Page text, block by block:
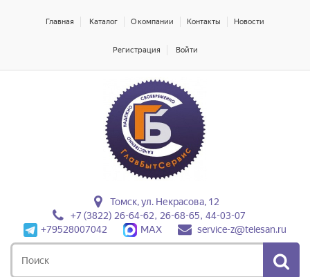
Главная Каталог О компании Контакты Новости
Регистрация Войти
Томск, ул. Некрасова, 12
+7 (3822) 26-64-62, 26-68-65, 44-03-07
+79528007042
MAX service-z@telesan.ru